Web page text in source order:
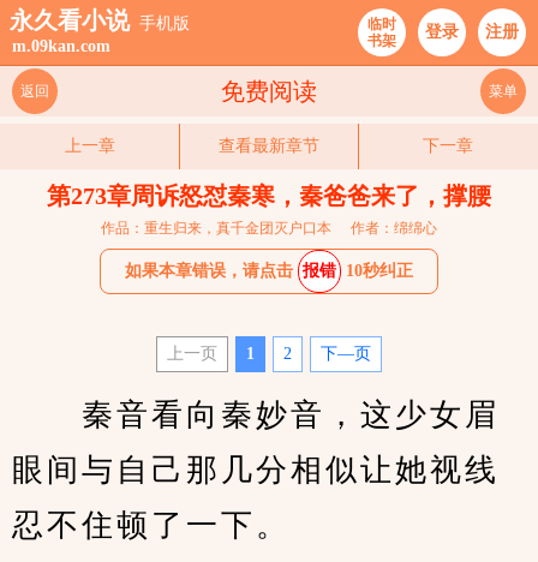
永久看小说 手机版
m.09kan.com
临时
书架
登录 注册
免费阅读
返回 菜单
上一章 查看最新章节 下一章
第273章周诉怒怼秦寒，秦爸爸来了，撑腰
作品：重生归来，真千金团灭户口本 作者：绵绵心
如果本章错误，请点击 报错 10秒纠正
上一页 1 2 下—页
秦音看向秦妙音，这少女眉
眼间与自己那几分相似让她视线
忍不住顿了一下。